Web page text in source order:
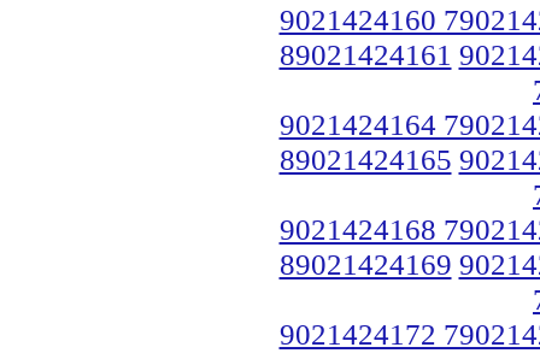
9021424160
89021424161
9021424164
89021424165
9021424168
89021424169
9021424172